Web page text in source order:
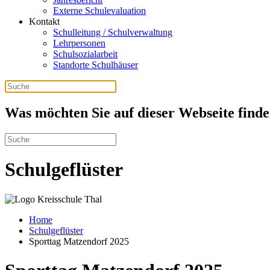
Externe Schulevaluation
Kontakt
Schulleitung / Schulverwaltung
Lehrpersonen
Schulsozialarbeit
Standorte Schulhäuser
Was möchten Sie auf dieser Webseite
Schulgeflüster
Home
Schulgeflüster
Sporttag Matzendorf 2025